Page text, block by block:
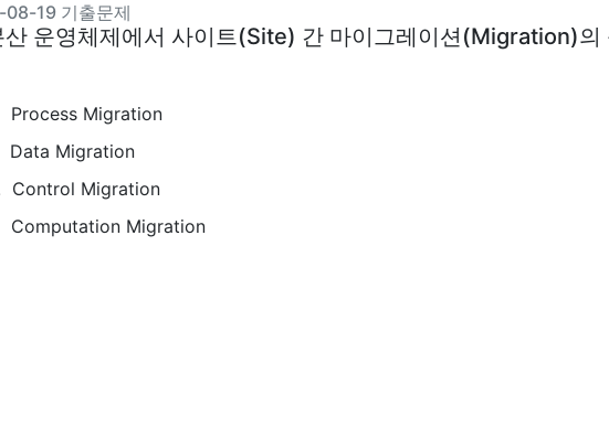
08-19 기출문제
운영체제에서 사이트(Site) 간 마이그레이션(Migration)의
Process Migration
Data Migration
Control Migration
Computation Migration